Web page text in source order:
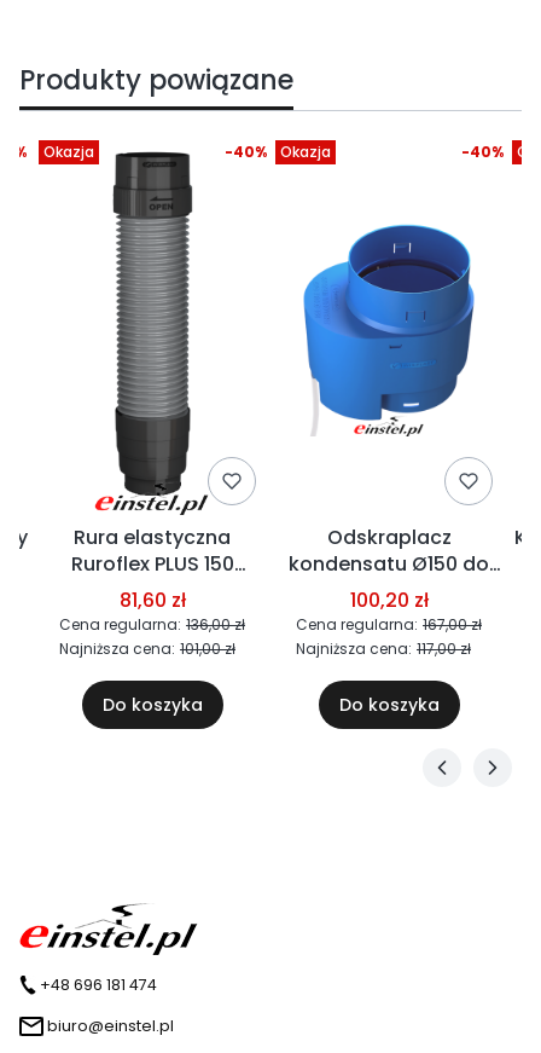
Produkty powiązane
Okazja
Rura elastyczna
Ruroflex PLUS 150
(CLICK) - łącznik do
kominków Wirplast 150
81,60 zł
Cena regularna: 136,00 zł
-40%
Najniższa cena: 101,00 zł
Do koszyka
Okazja
Odskraplacz
kondensatu Ø150 do
kominków Wirplast
100,20 zł
Cena regularna: 167,00 zł
-40%
Najniższa cena: 117,00 zł
Do koszyka
+48 696 181 474
biuro@einstel.pl